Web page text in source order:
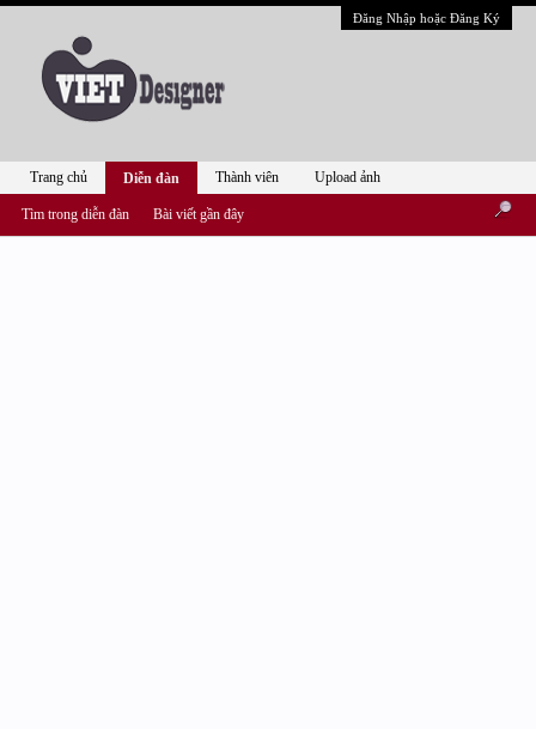
Đăng Nhập hoặc Đăng Ký
Trang chủ Diễn đàn
Tìm trong diễn đàn Bài viết gần đây
Thành viên Upload ảnh